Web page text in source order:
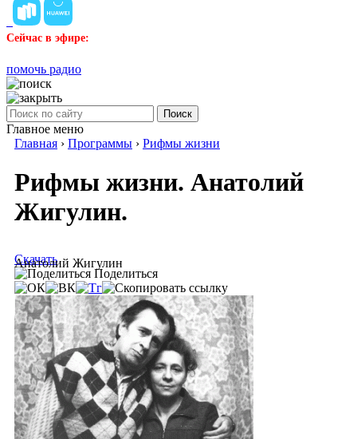
Сейчас в эфире:
помочь радио
Поиск
Главное меню
Главная › Программы › Рифмы жизни
Рифмы жизни. Анатолий
Жигулин.
Анатолий Жигулин
Скачать
Поделиться